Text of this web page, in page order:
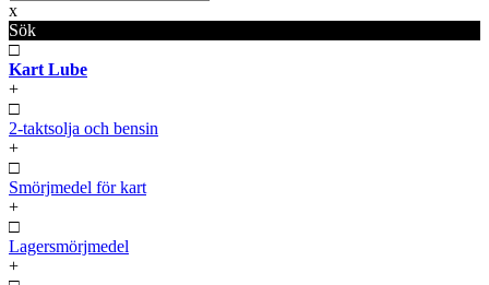
x
Sök
□
Kart Lube
+
□
2-taktsolja och bensin
+
□
Smörjmedel för kart
+
□
Lagersmörjmedel
+